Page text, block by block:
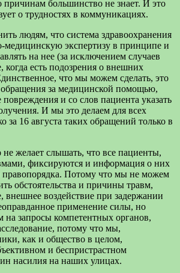
причинам большинство не знает. И это
о трудностях в коммуникациях.
людям, что система здравоохранения
медицинскую экспертизу в принципе и
на нее (за исключением случаев
когда есть подозрения о внешних
что мы можем сделать, это
обращения за медицинской помощью,
и со слов пациента указать
И мы это делаем для всех
за 16 августа таких обращений только в
желает слышать, что все пациенты,
фиксируются и информация о них
правопорядка. Потому что мы не можем
обстоятельства и причины травм,
внешнее воздействие при задержании
применение силы, но
на запросы компетентных органов,
потому что мы,
как и общество в целом,
и беспристрастном
насилия на наших улицах.